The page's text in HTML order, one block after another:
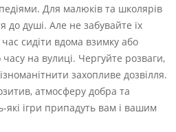
Для малюків та школярів
до душі. Але не забувайте їх
сидіти вдома взимку або
на вулиці. Чергуйте розваги,
захопливе дозвілля.
атмосферу добра та
які ігри припадуть вам і вашим